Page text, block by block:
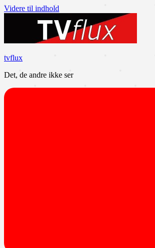
Videre til indhold
tvflux
Det, de andre ikke ser